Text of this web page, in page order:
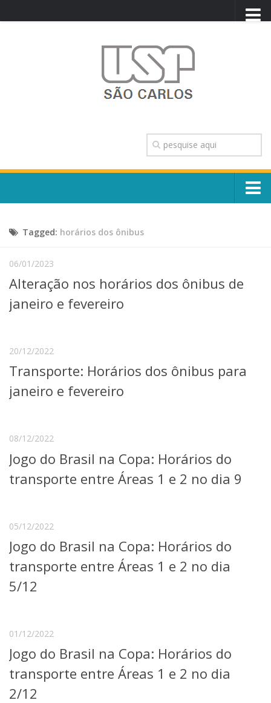
TRANSPARÊNCIA
OUVIDORIA
CONTATO
Escola, Institutos e Órgãos
Núcleos e Comissões
Telefones e Mapas
Pessoas
Educação a distância
Cursos de Extensão
Pesquisa e Inovação
Iniciação Científica
Transferência de Tecnologia
Extensão à Comunidade
Museus e Espaços Interativos
Serviços
Bibliotecas
Apoio ao Estudante
Segurança, Trânsito e Prevenção
Comunicação
Assessorias e Mídias
Jornal da USP
Agenda de Eventos
Tagged: horários dos ônibus
06/01/2023
Alteração nos horários dos ônibus de
janeiro e fevereiro
20/12/2022
Transporte: Horários dos ônibus para
janeiro e fevereiro
08/12/2022
Jogo do Brasil na Copa: Horários do
transporte entre Áreas 1 e 2 no dia 9
05/12/2022
Jogo do Brasil na Copa: Horários do
transporte entre Áreas 1 e 2 no dia
5/12
01/12/2022
Jogo do Brasil na Copa: Horários do
transporte entre Áreas 1 e 2 no dia
2/12